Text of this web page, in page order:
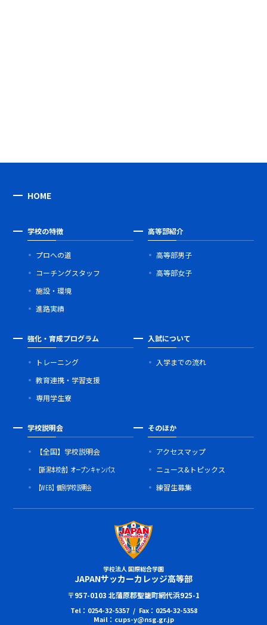
HOME
学校の特徴
プロへの道
コーチングスタッフ
施設・環境
進路実績
高等部紹介
高等部男子
高等部女子
強化・育成プログラム
トレーニング
教育連携・学習支援
専用学生寮
入試について
入学までの流れ
学校説明会
【全国】学校説明会
【新潟本校舎】オープンキャンパス
【WEB】個別学校説明会
そのほか
アクセスマップ
ニュース&トピックス
練習生募集
学校法人 国際総合学園
JAPANサッカーカレッジ高等部
〒957-0103 北蒲原郡聖籠町網代浜925-1
Tel：0254-32-5357 / Fax：0254-32-5358
Mail：cups-y@nsg.gr.jp